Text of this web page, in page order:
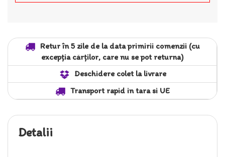
Retur în 5 zile de la data primirii comenzii (cu
excepția cărților, care nu se pot returna)
Deschidere colet la livrare
Transport rapid in tara si UE
Detalii